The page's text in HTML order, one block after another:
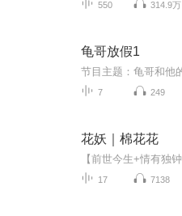
550 314.9万
龟哥放假1
7 249
花妖｜棉花花
17 7138